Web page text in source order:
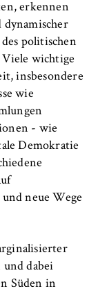
erkennen
politischen
Viele wichtige
insbesondere
wie
- wie
Demokratie
neue Wege
und dabei
Süden in